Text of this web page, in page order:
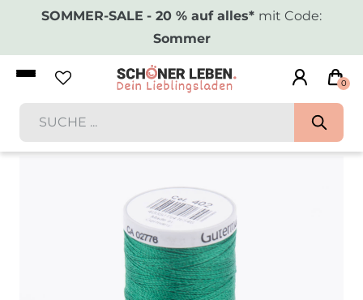
SOMMER-SALE - 20 % auf alles* mit Code:
Sommer
0